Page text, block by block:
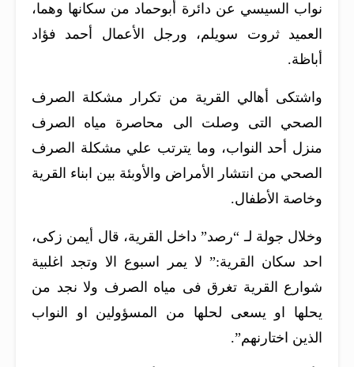
نواب السيسي عن دائرة أبوحماد من سكانها وهما،
العميد ثروت سويلم، ورجل الأعمال أحمد فؤاد
أباظة.
واشتكى أهالي القرية من تكرار مشكلة الصرف
الصحي التى وصلت الى محاصرة مياه الصرف
منزل أحد النواب، وما يترتب علي مشكلة الصرف
الصحي من انتشار الأمراض والأوبئة بين ابناء القرية
وخاصة الأطفال.
وخلال جولة لـ “رصد” داخل القرية، قال أيمن زكى،
احد سكان القرية:” لا يمر اسبوع الا وتجد اغلبية
شوارع القرية تغرق فى مياه الصرف ولا نجد من
يحلها او يسعى لحلها من المسؤولين او النواب
الذين اختارنهم”.